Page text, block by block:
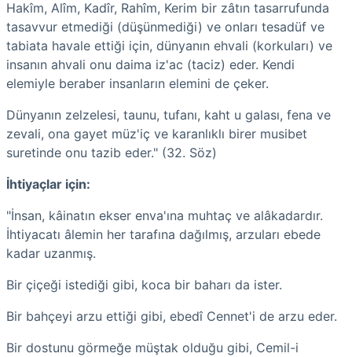
Hakîm, Alîm, Kadîr, Rahîm, Kerim bir zâtın tasarrufunda
tasavvur etmediği (düşünmediği) ve onları tesadüf ve
tabiata havale ettiği için, dünyanın ehvali (korkuları) ve
insanın ahvali onu daima iz'ac (taciz) eder. Kendi
elemiyle beraber insanların elemini de çeker.
Dünyanın zelzelesi, taunu, tufanı, kaht u galası, fena ve
zevali, ona gayet müz'iç ve karanlıklı birer musibet
suretinde onu tazib eder." (32. Söz)
İhtiyaçlar için:
"İnsan, kâinatın ekser enva'ına muhtaç ve alâkadardır.
İhtiyacatı âlemin her tarafına dağılmış, arzuları ebede
kadar uzanmış.
Bir çiçeği istediği gibi, koca bir baharı da ister.
Bir bahçeyi arzu ettiği gibi, ebedî Cennet'i de arzu eder.
Bir dostunu görmeğe müştak olduğu gibi, Cemil-i